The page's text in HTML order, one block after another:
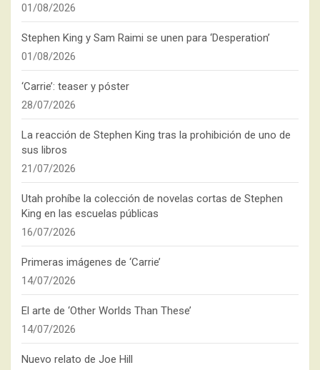
01/08/2026
Stephen King y Sam Raimi se unen para ‘Desperation’
01/08/2026
‘Carrie’: teaser y póster
28/07/2026
La reacción de Stephen King tras la prohibición de uno de
sus libros
21/07/2026
Utah prohíbe la colección de novelas cortas de Stephen
King en las escuelas públicas
16/07/2026
Primeras imágenes de ‘Carrie’
14/07/2026
El arte de ‘Other Worlds Than These’
14/07/2026
Nuevo relato de Joe Hill